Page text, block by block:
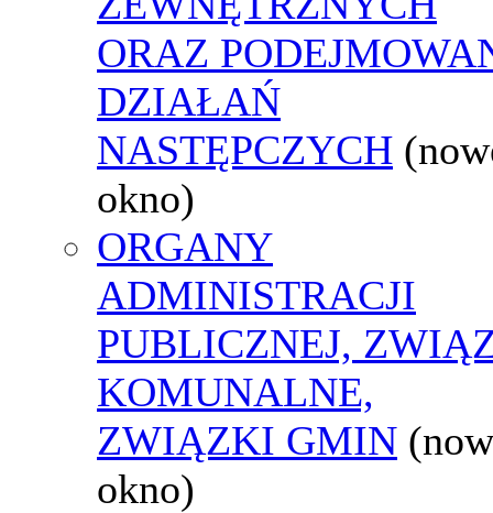
ORAZ
DZIAŁAŃ
NASTĘPCZYCH
okno)
ORGANY
ADMINISTRACJI
PUBLICZNEJ,
KOMUNALNE,
ZWIĄZKI GMIN
okno)